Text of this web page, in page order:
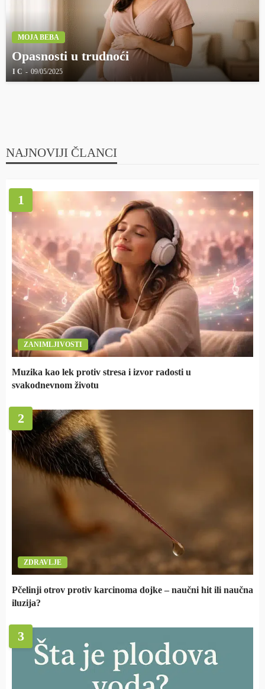
MOJA BEBA
Opasnosti u trudnoći
I C 09/05/2025
NAJNOVIJI ČLANCI
1
ZANIMLJIVOSTI
Muzika kao lek protiv stresa i izvor radosti u
svakodnevnom životu
2
ZDRAVLJE
Pčelinji otrov protiv karcinoma dojke – naučni hit ili naučna
iluzija?
3